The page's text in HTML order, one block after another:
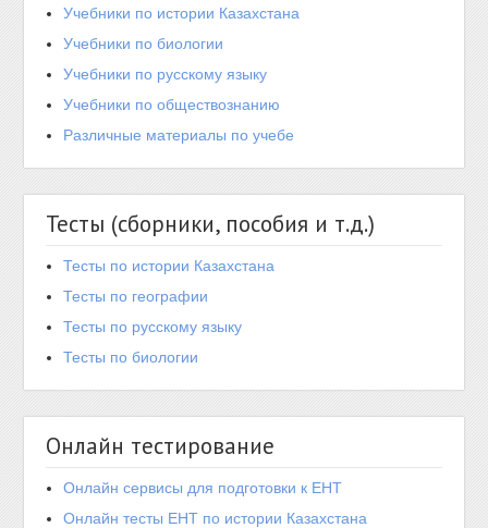
Учебники по истории Казахстана
Учебники по биологии
Учебники по русскому языку
Учебники по обществознанию
Различные материалы по учебе
Тесты (сборники, пособия и т.д.)
Тесты по истории Казахстана
Тесты по географии
Тесты по русскому языку
Тесты по биологии
Онлайн тестирование
Онлайн сервисы для подготовки к ЕНТ
Онлайн тесты ЕНТ по истории Казахстана